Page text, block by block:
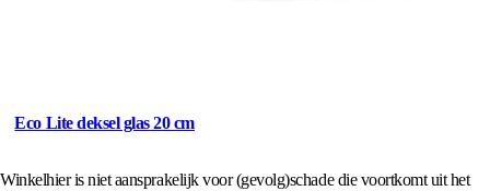
Eco Lite deksel glas 20 cm
Winkelhier is niet aansprakelijk voor (gevolg)schade die voortkomt uit het